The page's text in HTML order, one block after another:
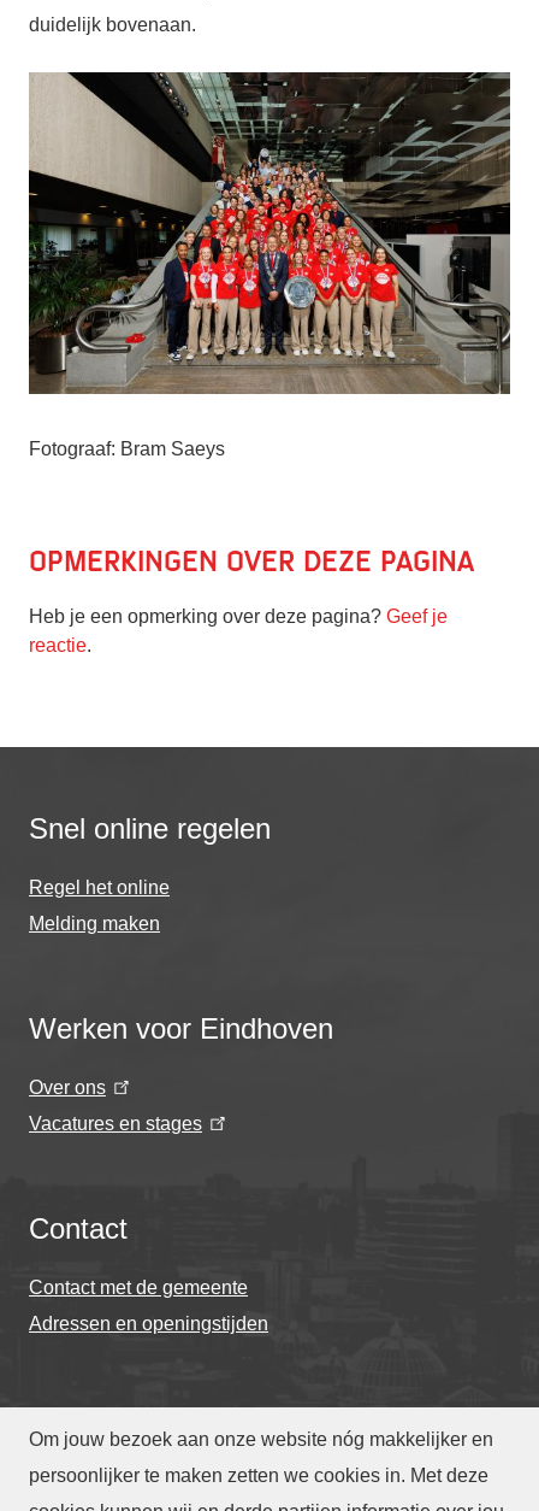
Om jouw bezoek aan onze website nóg makkelijker en
persoonlijker te maken zetten we cookies in. Met deze
duidelijk bovenaan.
Fotograaf: Bram Saeys
Opmerkingen over deze pagina
Heb je een opmerking over deze pagina? Geef je
reactie.
Snel online regelen
Regel het online
Melding maken
Werken voor Eindhoven
Over ons
Vacatures en stages
Contact
Contact met de gemeente
Adressen en openingstijden
© Gemeente Eindhoven 2026